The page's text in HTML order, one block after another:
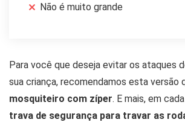
Não é muito grande
Para você que deseja evitar os ataques
sua criança, recomendamos esta versão
mosquiteiro com zíper. E mais, em
trava de segurança para travar as